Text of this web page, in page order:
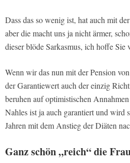
Dass das so wenig ist, hat auch mit
aber die macht uns ja nicht ärmer,
dieser blöde Sarkasmus, ich hoffe Sie
Wenn wir das nun mit der Pension
der Garantiewert auch der einzig
beruhen auf optimistischen
Nahles ist ja auch garantiert und wird
Jahren mit dem Anstieg der Diäten
Ganz schön „reich“ die